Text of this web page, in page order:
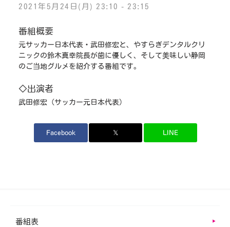
2021年5月24日(月) 23:10 - 23:15
番組概要
元サッカー日本代表・武田修宏と、やすらぎデンタルクリ
ニックの鈴木真幸院長が歯に優しく、そして美味しい静岡
のご当地グルメを紹介する番組です。
◇出演者
武田修宏（サッカー元日本代表）
Facebook 𝕏 LINE
番組表